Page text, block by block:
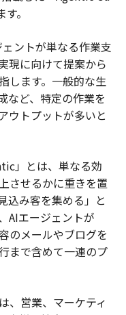
。
ントが単なる作業支
現に向けて提案から
します。一般的な生
など、特定の作業を
ウトプットが多いと
」とは、単なる効
させるかに重きを置
込み客を集める」と
AIエージェントが
のメールやブログを
まで含めて一連のプ
、営業、マーケティ